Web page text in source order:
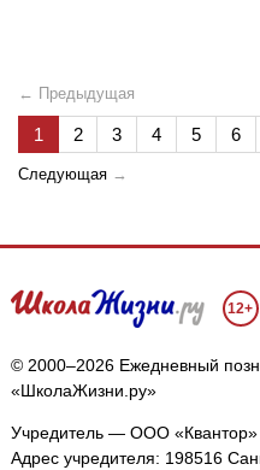
← Предыдущая
1 2 3 4 5 6
Следующая →
12+
© 2000–2026 Ежедневный
«ШколаЖизни.ру»
Учредитель — ООО «Квантор»
Адрес учредителя: 198516